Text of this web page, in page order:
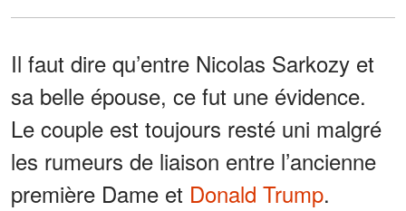
Il faut dire qu’entre Nicolas Sarkozy et
sa belle épouse, ce fut une évidence.
Le couple est toujours resté uni malgré
les rumeurs de liaison entre l’ancienne
première Dame et Donald Trump.